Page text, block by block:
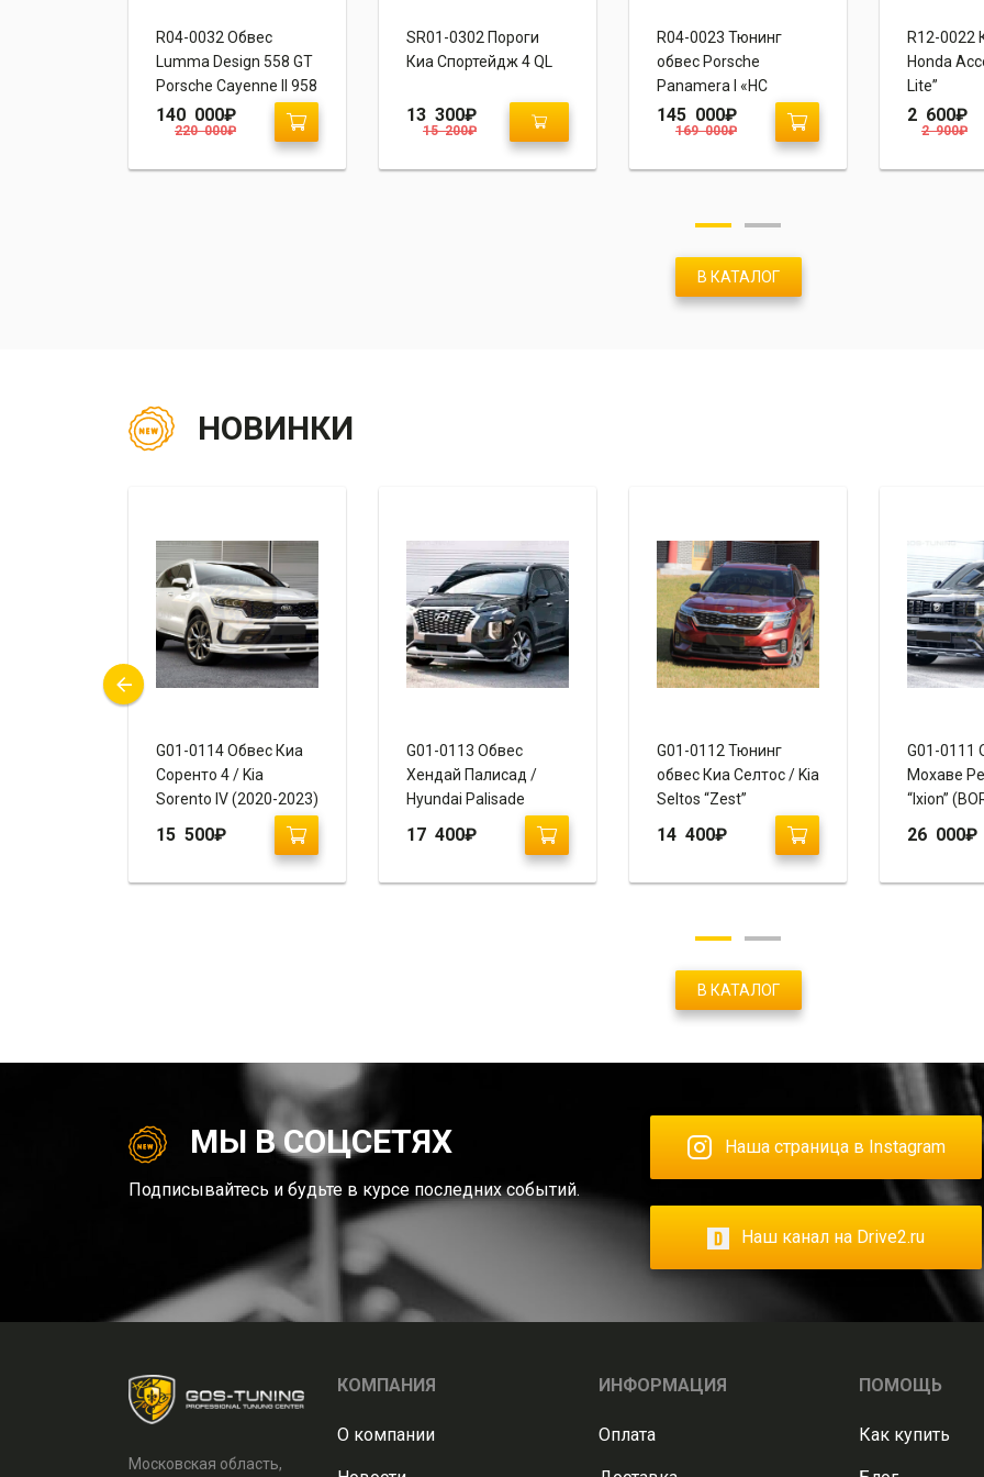
R04-0032 Обвес
Lumma Design 558 GT
Porsche Cayenne II 958
220 000₽
140 000₽
SR01-0302 Пороги
Киа Спортейдж 4 QL
15 200₽
13 300₽
R04-0023 Тюнинг
обвес Porsche
Panamera I «HС
Design»
169 000₽
145 000₽
R12-0022
Honda
Lite”
2 900₽
2 600₽
В КАТАЛОГ
НОВИНКИ
G01-0114 Обвес Киа
Соренто 4 / Kia
Sorento IV (2020-2023)
15 500₽
G01-0113 Обвес
Хендай Палисад /
Hyundai Palisade
17 400₽
G01-0112 Тюнинг
обвес Киа Селтос / Kia
Seltos “Zest”
14 400₽
G01-0111
Мохаве
“Ixion”
26 000₽
В КАТАЛОГ
МЫ В СОЦСЕТЯХ
Подписывайтесь и будьте в курсе последних событий.
Наша страница в Instagram
Наш канал на Drive2.ru
Московская область,
КОМПАНИЯ
О компании
ИНФОРМАЦИЯ
Оплата
ПОМОЩЬ
Как купить